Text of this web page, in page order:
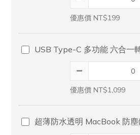
優惠價 NT$199
USB Type-C 多功能 六合一
優惠價 NT$1,099
超薄防水透明 MacBook 防